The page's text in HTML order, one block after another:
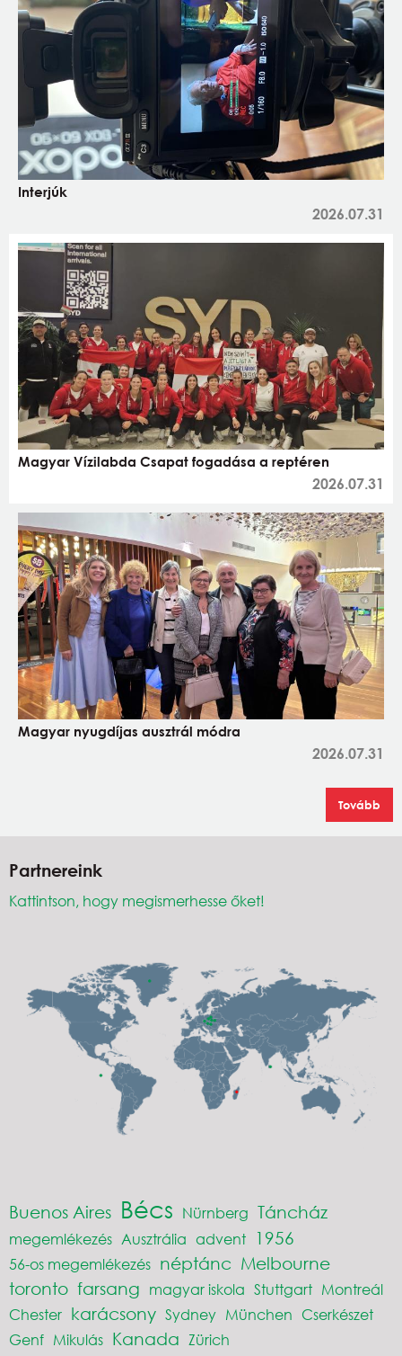
Interjúk
2026.07.31
Magyar Vízilabda Csapat fogadása a reptéren
2026.07.31
Magyar nyugdíjas ausztrál módra
2026.07.31
Tovább
Partnereink
Kattintson, hogy megismerhesse őket!
Buenos Aires Bécs Nürnberg Táncház
megemlékezés Ausztrália advent 1956
56-os megemlékezés néptánc Melbourne
toronto farsang magyar iskola Stuttgart Montreál
Chester karácsony Sydney München Cserkészet
Genf Mikulás Kanada Zürich